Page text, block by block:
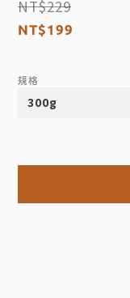
NT$229
NT$199
規格